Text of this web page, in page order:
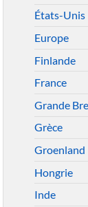
États-Unis
Europe
Finlande
France
Grande
Grèce
Groenland
Hongrie
Inde